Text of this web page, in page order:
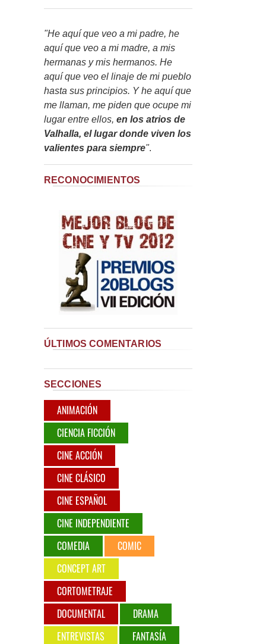
"He aquí que veo a mi padre, he
aquí que veo a mi madre, a mis
hermanas y mis hermanos. He
aquí que veo el linaje de mi pueblo
hasta sus principios. Y he aquí que
me llaman, me piden que ocupe mi
lugar entre ellos, en los atrios de
Valhalla, el lugar donde viven los
valientes para siempre".
RECONOCIMIENTOS
ÚLTIMOS COMENTARIOS
SECCIONES
ANIMACIÓN
CIENCIA FICCIÓN
CINE ACCIÓN
CINE CLÁSICO
CINE ESPAÑOL
CINE INDEPENDIENTE
COMEDIA
COMIC
CONCEPT ART
CORTOMETRAJE
DOCUMENTAL
DRAMA
ENTREVISTAS
FANTASÍA